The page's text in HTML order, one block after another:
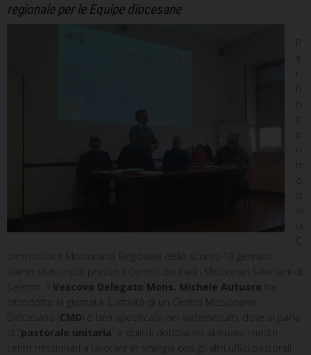
regionale per le Equipe diocesane
P
r
n
n
tr
d
la
ommissione Missionaria Regionale dello scorso 18 gennaio,
siamo stati ospiti presso il Centro dei Padri Missionari Saveriani di
Salerno. Il Vescovo Delegato Mons. Michele Autuoro ha
introdotto la giornata. L’attività di un Centro Missionario
Diocesano ( CMD ) è ben specificata nel vademecum, dove si parla
di “ pastorale unitaria ” e quindi dobbiamo abituare i nostri
centri missionari a lavorare in sinergia con gli altri uffici pastorali.